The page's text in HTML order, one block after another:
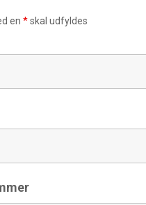
en*skal udfyldes